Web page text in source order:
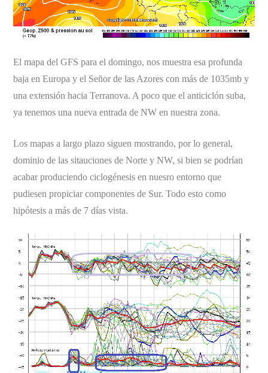
El mapa del GFS para el domingo, nos muestra esa profunda
baja en Europa y el Señor de las Azores con más de 1035mb y
una extensión hacia Terranova. A poco que el anticiclón suba,
ya tenemos una nueva entrada de NW en nuestra zona.
Los mapas a largo plazo siguen mostrando, por lo general,
dominio de las sitauciones de Norte y NW, si bien se podrían
acabar produciendo ciclogénesis en nuesro entorno que
pudiesen propiciar componentes de Sur. Todo esto como
hipótesis a más de 7 días vista.